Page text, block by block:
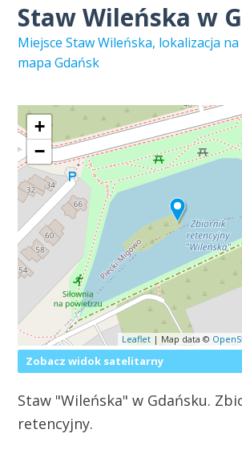
Staw Wileńska w
Miejsce Staw Wileńska, lokalizacja
mapa Gdańsk
+
−
Leaflet| Map data ©
Zobacz widok satelitarny
Staw "Wileńska" w Gdańsku.
retencyjny.